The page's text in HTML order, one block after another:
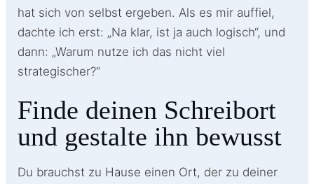
hat sich von selbst ergeben. Als es mir auffiel,
dachte ich erst: „Na klar, ist ja auch logisch“, und
dann: „Warum nutze ich das nicht viel
strategischer?“
Finde deinen Schreibort
und gestalte ihn bewusst
Du brauchst zu Hause einen Ort, der zu deiner